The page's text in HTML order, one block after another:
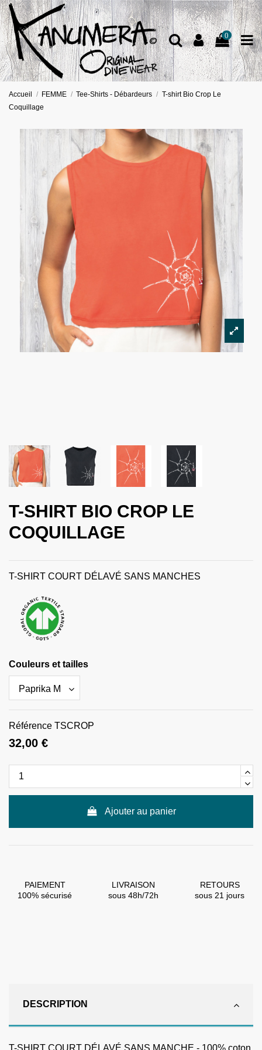
0
Accueil FEMME Tee-Shirts - Débardeurs
T-shirt Bio Crop Le
Coquillage
T-SHIRT BIO CROP LE
COQUILLAGE
T-SHIRT COURT DÉLAVÉ SANS MANCHES
Couleurs et tailles
Référence TSCROP
32,00 €
Ajouter au panier
PAIEMENT
100% sécurisé
LIVRAISON
sous 48h/72h
RETOURS
sous 21 jours
DESCRIPTION